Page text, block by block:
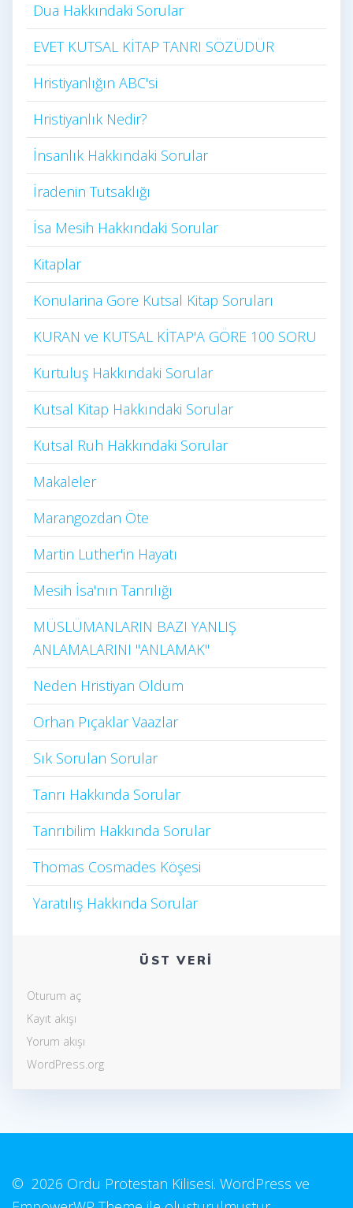
Dua Hakkındaki Sorular
EVET KUTSAL KİTAP TANRI SÖZÜDÜR
Hristiyanlığın ABC'si
Hristiyanlık Nedir?
İnsanlık Hakkındaki Sorular
İradenin Tutsaklığı​
İsa Mesih Hakkındaki Sorular
Kitaplar
Konularina Gore Kutsal Kitap Soruları
KURAN ve KUTSAL KİTAP'A GÖRE 100 SORU
Kurtuluş Hakkındaki Sorular
Kutsal Kitap Hakkındaki Sorular
Kutsal Ruh Hakkındaki Sorular
Makaleler
Marangozdan Öte
Martin Luther'in Hayatı​
Mesih İsa'nın Tanrılığı​
MÜSLÜMANLARIN BAZI YANLIŞ
ANLAMALARINI "ANLAMAK"
Neden Hristiyan Oldum​
Orhan Pıçaklar Vaazlar
Sık Sorulan Sorular
Tanrı Hakkında Sorular
Tanrıbilim Hakkında Sorular
Thomas Cosmades Köşesi
Yaratılış Hakkında Sorular
ÜST VERI
Oturum aç
Kayıt akışı
Yorum akışı
WordPress.org
© 2026 Ordu Protestan Kilisesi. WordPress ve